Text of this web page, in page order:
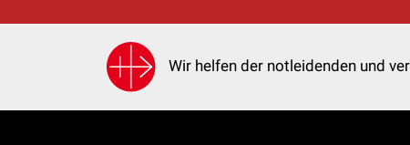
Wir helfen der notleidenden und